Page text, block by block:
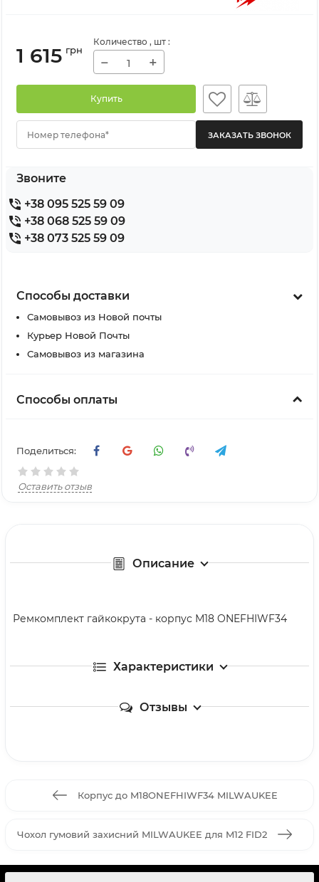
1 615 грн
Количество , шт :
− +
Купить
Номер телефона*
Звоните
+38 095 525 59 09
+38 068 525 59 09
+38 073 525 59 09
Способы доставки
Самовывоз из Новой почты
Курьер Новой Почты
Самовывоз из магазина
Способы оплаты
Поделиться:
Оставить отзыв
Описание
Ремкомплект гайкокрута - корпус М18 ONEFHIWF34
Характеристики
Отзывы
Корпус до M18ONEFHIWF34 MILWAUKEE
Чохол гумовий захисний MILWAUKEE для M12 FID2